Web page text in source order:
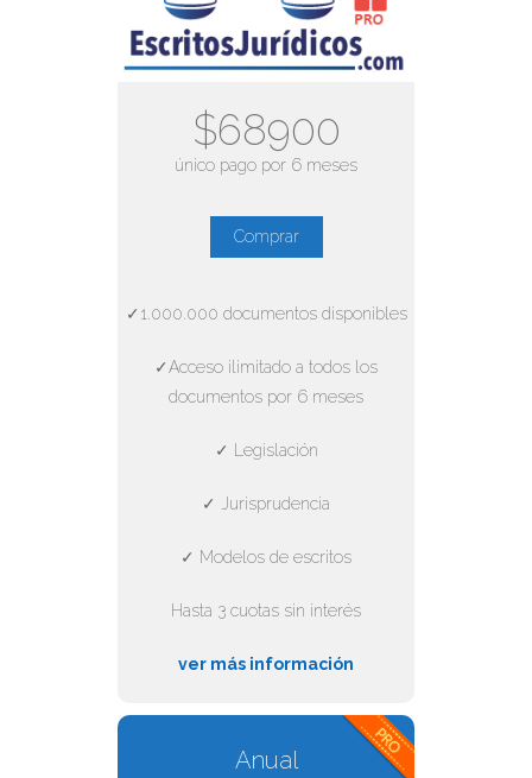
$68900
único pago por 6 meses
Comprar
✓1.000.000 documentos disponibles
✓Acceso ilimitado a todos los
documentos por 6 meses
✓ Legislación
✓ Jurisprudencia
✓ Modelos de escritos
Hasta 3 cuotas sin interés
ver más información
Anual